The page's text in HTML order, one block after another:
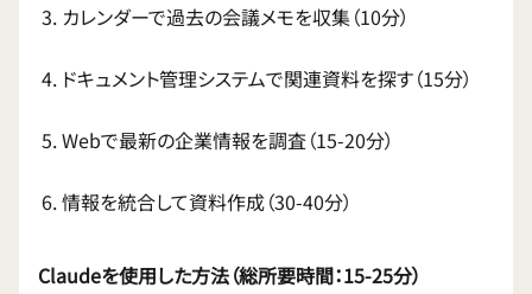
カレンダーで過去の会議メモを収集（10分）
ドキュメント管理システムで関連資料を探す（15分）
Webで最新の企業情報を調査（15-20分）
情報を統合して資料作成（30-40分）
Claudeを使用した方法（総所要時間：15-25分）